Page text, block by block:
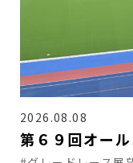
2026.08.08
第６９回オー